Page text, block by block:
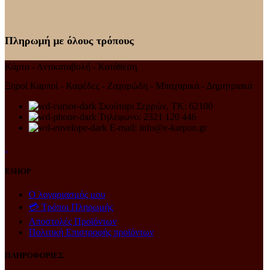
Πληρωμή με όλους τρόπους
Κάρτα - Αντικαταβολή - Κατάθεση
Ξηροί Καρποί - Καφέδες - Ζαχαρώδη - Μπαχαρικά - Δημητριακά
Σκούταρι Σερρών, ΤΚ: 62100
Τηλέφωνο: 2321 120 446
E-mail: info@e-karpon.gr
ESHOP
Ο λογαριασμός μου
💳 Τρόποι Πληρωμής
Αποστολές Προϊόντων
Πολιτική Επιστροφής προϊόντων
ΠΛΗΡΟΦΟΡΙΕΣ